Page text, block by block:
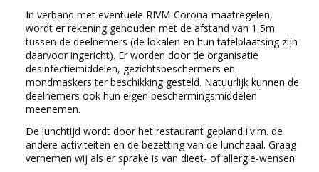
In verband met eventuele RIVM-Corona-maatregelen,
wordt er rekening gehouden met de afstand van 1,5m
tussen de deelnemers (de lokalen en hun tafelplaatsing zijn
daarvoor ingericht). Er worden door de organisatie
desinfectiemiddelen, gezichtsbeschermers en
mondmaskers ter beschikking gesteld. Natuurlijk kunnen de
deelnemers ook hun eigen beschermingsmiddelen
meenemen.
De lunchtijd wordt door het restaurant gepland i.v.m. de
andere activiteiten en de bezetting van de lunchzaal. Graag
vernemen wij als er sprake is van dieet- of allergie-wensen.